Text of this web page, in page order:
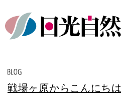
戦場ヶ原からこんにちは